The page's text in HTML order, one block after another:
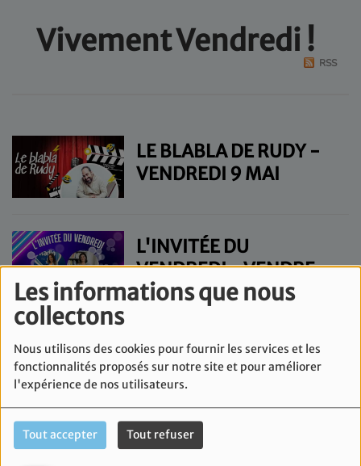
Les informations que nous
collectons
Nous utilisons des cookies pour fournir les services et les
fonctionnalités proposés sur notre site et pour améliorer
l'expérience de nos utilisateurs.
Tout accepter Tout refuser
Vivement Vendredi !
RSS
LE BLABLA DE RUDY -
VENDREDI 9 MAI
L'INVITÉE DU
VENDREDI - VENDREDI
9 MAI
LA CHRONIQUE
SCIENTIFIQUE -
VENDREDI 9 MAI
ISRAËL VIBRATION -